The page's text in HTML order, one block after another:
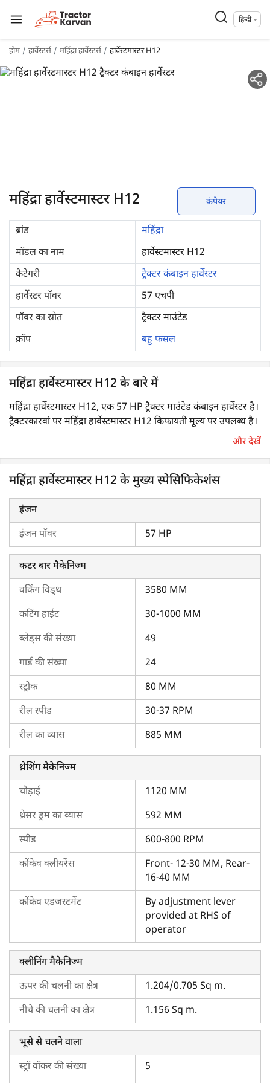
हिन्दी
होम हार्वेस्टर्स महिंद्रा हार्वेस्टर्स हार्वेस्टमास्टर H12
महिंद्रा हार्वेस्टमास्टर H12 कंपेयर
ब्रांड
महिंद्रा
मॉडल का नाम
हार्वेस्टमास्टर H12
कैटेगरी
ट्रैक्टर कंबाइन हार्वेस्टर
हार्वेस्टर पॉवर
57 एचपी
पॉवर का स्रोत
ट्रैक्टर माउंटेड
क्रॉप
बहु फसल
महिंद्रा हार्वेस्टमास्टर H12 के बारे में
महिंद्रा हार्वेस्टमास्टर H12, एक 57 HP ट्रैक्टर माउंटेड कंबाइन हार्वेस्टर है।
ट्रैक्टरकारवां पर महिंद्रा हार्वेस्टमास्टर H12 किफायती मूल्य पर उपलब्ध है।
हार्वेस्टर आधी-गीली और सूखी मिट्टी की स्थितियों में अच्छा प्रदर्शन करता है।
यह एक मल्टी-क्रॉप हार्वेस्टर है, जिसका उपयोग धान, सोयाबीन, दालें और
गेहूं जैसी फसलों की कटाई के लिए किया जा सकता है।
महिंद्रा हार्वेस्टमास्टर H12 मुख्य विशिष्टताएँ
महिंद्राने भारतीय किसानों के बीच अपार लोकप्रियता हासिल की है। महिंद्रा
हार्वेस्टमास्टर H12 अपनी विशेषताओं के कारण कई फसलों की कटाई कर
सकता है:
इंजन: इसे कुशलतापूर्वक चलाने के लिए 57 एचपी ट्रैक्टर की आवश्यकता
होती है।
कटर बार: इसकी वर्किंग विड्थ 3690 मिमी है और यह 30 - 1000 मिमी
की ऊँचाई तक काट सकता है।
क्षमता: इसमें एक बड़ा अनाज टैंक है, जो 750 किलोग्राम धान का भंडारण
और 3790 मिमी हैं।
महिंद्रा हार्वेस्टमास्टर H12 के मुख्य लाभ
अनाज के कम नुकसान के साथ तेजी से कवरेज प्रदान करता है।
यह बेहतर कटर बार दृश्यता के साथ आता है, जो चालक के लिए
कटाई को आसान बनाता है।
मल्टी-स्पीड ऑप्शन के साथ इसकी डुअल पुली इसे विभिन्न घनत्वों
की फसलों की कटाई करने में सक्षम बनाती है।
इस ट्रैक्टर माउंटेड कंबाइन हार्वेस्टर में ईंधन की खपत कम होती है।
महिंद्रा हार्वेस्टमास्टर H12 की कीमत 2025
महिंद्रा H12 कंबाइन हार्वेस्टर उचित मूल्य पर उपलब्ध है, जिससे यह औसत
भारतीय किसानों के बजट में आ जाता है। आपको ट्रैक्टरकारवां पर सबसे
अच्छी कीमत पर यह हार्वेस्टर मिलेगी, जिसे खरीदकर आप कटाई को
आसान और लाभदायक बना सकते हैं। आप वेबसाइट पर उपलब्धहार्वेस्टर
तुलना टूल का प्रयोग कर महिंद्रा हार्वेस्टमास्टर H12 की कीमत और फीचर्स
की तुलनामहिंद्रा हार्वेस्टमास्टर H12 4WDजैसे समान मॉडल से कर
सकते हैं।
महिंद्रा हार्वेस्टमास्टर H12 के लिए ट्रैक्टरकारवां क्यों चुनें?
इस डिजिटल युग में, किसान भी एक ऐसे प्लेटफ़ॉर्म की तलाश में हैं जो एक
और देखें
महिंद्रा हार्वेस्टमास्टर H12 के मुख्य स्पेसिफिकेशंस
इंजन
इंजन पॉवर
57 HP
कटर बार मैकेनिज्म
वर्किंग विड्थ
3580 MM
कटिंग हाईट
30-1000 MM
ब्लेड्स की संख्या
49
गार्ड की संख्या
24
स्ट्रोक
80 MM
रील स्पीड
30-37 RPM
रील का व्यास
885 MM
थ्रेशिंग मैकेनिज्म
चौड़ाई
1120 MM
थ्रेसर ड्रम का व्यास
592 MM
स्पीड
600-800 RPM
कोंकेव क्लीयरेंस
Front- 12-30 MM, Rear-
16-40 MM
कोंकेव एडजस्टमेंट
By adjustment lever
provided at RHS of
operator
क्लीनिंग मैकेनिज्म
ऊपर की चलनी का क्षेत्र
1.204/0.705 Sq m.
नीचे की चलनी का क्षेत्र
1.156 Sq m.
भूसे से चलने वाला
स्ट्रॉ वॉकर की संख्या
5